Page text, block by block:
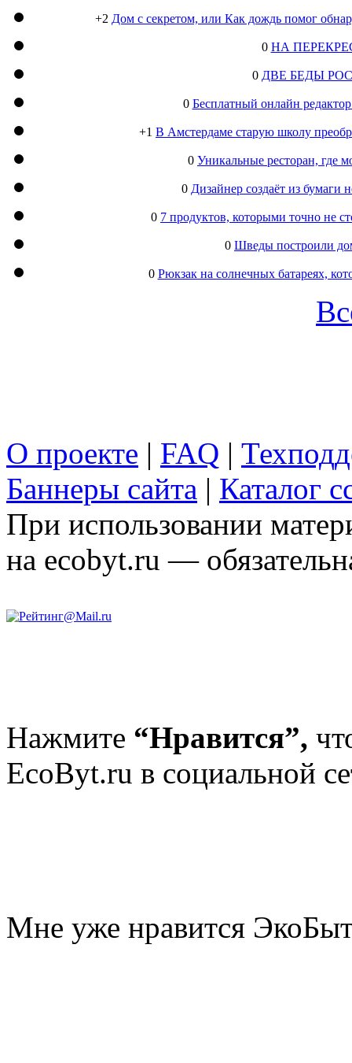
+2 Дом с секретом, или Как дождь помог
0 НА
0 ДВЕ БЕДЫ
0 Бесплатный онлайн
+1 В Амстердаме старую школу
0 Уникальные ресторан, где
0 Дизайнер создаёт из
0 7 продуктов, которыми точно не
0 Шведы построили
0 Рюкзак на солнечных батареях,
О проекте | FAQ |
Баннеры сайта | Каталог
При использовании
на ecobyt.ru —
Нажмите “Нравится”,
EcoByt.ru в социальной
Мне уже нравится